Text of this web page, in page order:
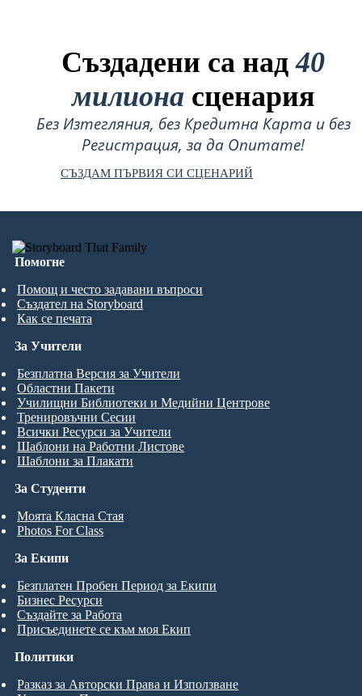
Създадени са над40
милиона сценария
Без Изтегляния, без Кредитна Карта и без
Регистрация, за да Опитате!
СЪЗДАМ ПЪРВИЯ СИ СЦЕНАРИЙ
Помогне
Помощ и често задавани въпроси
Създател на Storyboard
Как се печата
За Студенти
Моята Класна Стая
Photos For Class
За Учители
Безплатна Версия за Учители
Областни Пакети
Училищни Библиотеки и Медийни Центрове
Тренировъчни Сесии
Всички Ресурси за Учители
Шаблони на Работни Листове
Шаблони за Плакати
За Екипи
Безплатен Пробен Период за Екипи
Бизнес Ресурси
Създайте за Работа
Присъединете се към моя Екип
Политики
Разказ за Авторски Права и Използване